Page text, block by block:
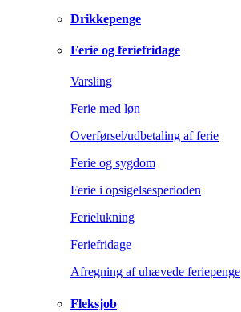
Drikkepenge
Ferie og feriefridage
Varsling
Ferie med løn
Overførsel/udbetaling af ferie
Ferie og sygdom
Ferie i opsigelsesperioden
Ferielukning
Feriefridage
Afregning af uhævede feriepenge
Fleksjob